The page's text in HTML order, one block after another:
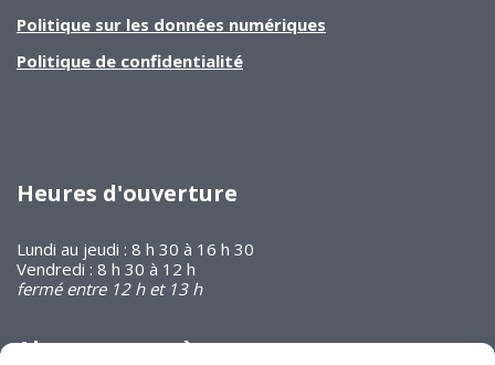
Politique sur les données numériques
Politique de confidentialité
Heures d'ouverture
Lundi au jeudi : 8 h 30 à 16 h 30
Vendredi : 8 h 30 à 12 h
fermé entre 12 h et 13 h
Abonnez-vous à